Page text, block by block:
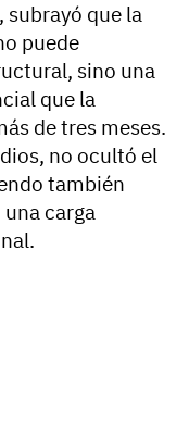
subrayó que la
puede
sino una
que la
de tres meses.
no ocultó el
también
carga